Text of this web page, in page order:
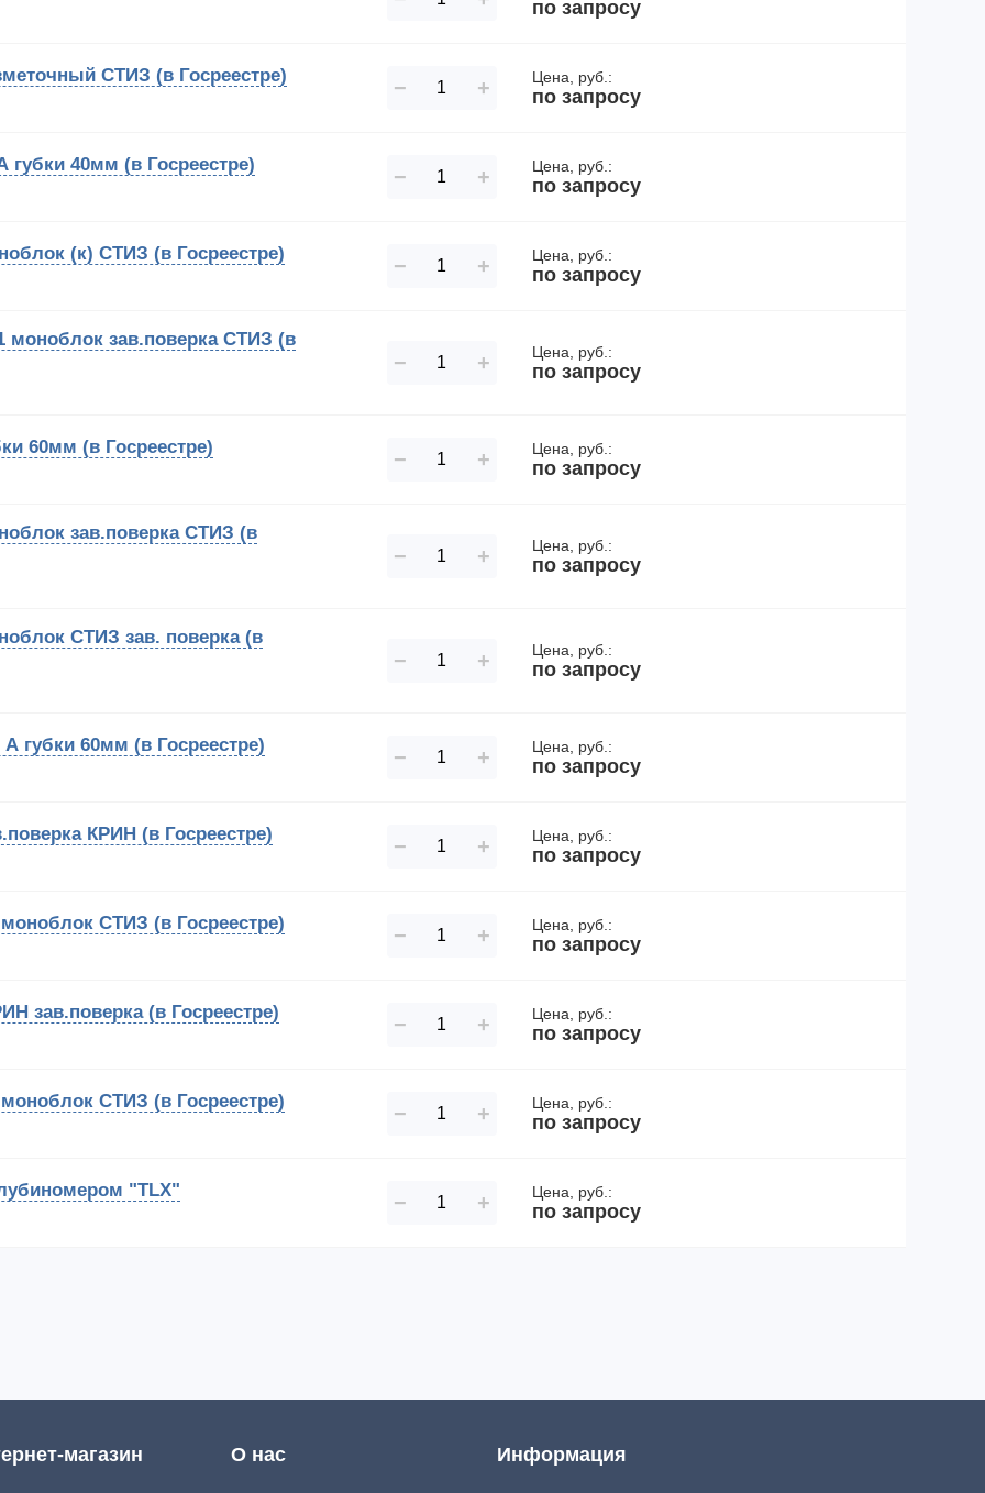
по запросу
СТИЗ (в Госреестре)
− + Цена, руб.:
по запросу
40мм (в Госреестре)
− + Цена, руб.:
по запросу
(к) СТИЗ (в Госреестре)
− + Цена, руб.:
по запросу
моноблок зав.поверка СТИЗ (в
− + Цена, руб.:
по запросу
60мм (в Госреестре)
− + Цена, руб.:
по запросу
зав.поверка СТИЗ (в
− + Цена, руб.:
по запросу
СТИЗ зав. поверка (в
− + Цена, руб.:
по запросу
губки 60мм (в Госреестре)
− + Цена, руб.:
по запросу
КРИН (в Госреестре)
− + Цена, руб.:
по запросу
СТИЗ (в Госреестре)
− + Цена, руб.:
по запросу
зав.поверка (в Госреестре)
− + Цена, руб.:
по запросу
СТИЗ (в Госреестре)
− + Цена, руб.:
по запросу
"TLX"
− + Цена, руб.:
по запросу
магазин О нас Информация